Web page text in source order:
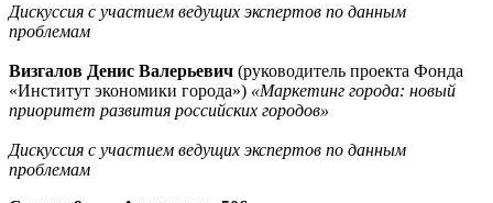
Дискуссия с участием ведущих экспертов по данным
проблемам
Визгалов Денис Валерьевич (руководитель проекта Фонда
«Институт экономики города») «Маркетинг города: новый
приоритет развития российских городов»
Дискуссия с участием ведущих экспертов по данным
проблемам